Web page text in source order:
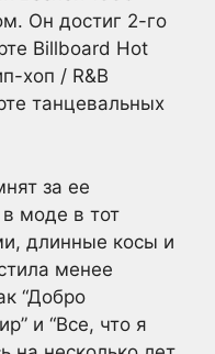
Он достиг 2-го
Billboard Hot
хоп / R&B
танцевальных
за ее
моде в тот
длинные косы и
менее
“Добро
и “Все, что я